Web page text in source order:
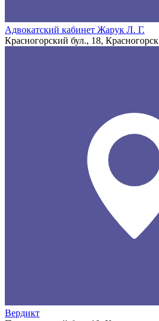
Адвокатский кабинет Жарук Л. Г.
Красногорский бул., 18, Красногорск
Вердикт